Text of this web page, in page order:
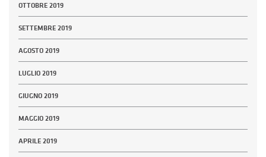
OTTOBRE 2019
SETTEMBRE 2019
AGOSTO 2019
LUGLIO 2019
GIUGNO 2019
MAGGIO 2019
APRILE 2019